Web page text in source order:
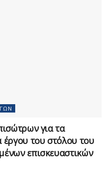
για τα
του στόλου του
επισκευαστικών